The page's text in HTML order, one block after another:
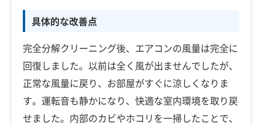
具体的な改善点
完全分解クリーニング後、エアコンの風量は完全に
回復しました。以前は全く風が出ませんでしたが、
正常な風量に戻り、お部屋がすぐに涼しくなりま
す。運転音も静かになり、快適な室内環境を取り戻
せました。内部のカビやホコリを一掃したことで、